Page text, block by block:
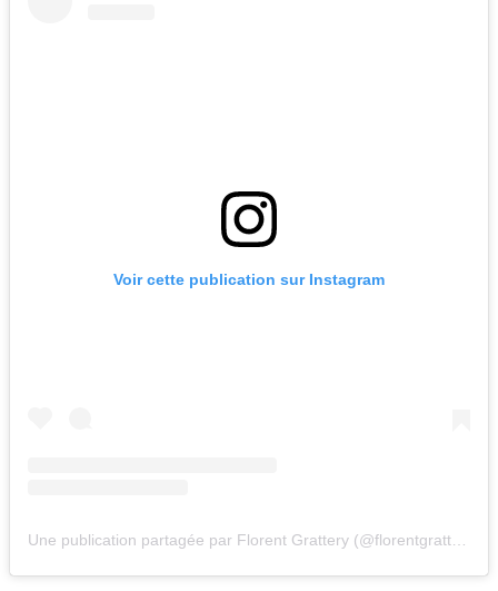
Voir cette publication sur Instagram